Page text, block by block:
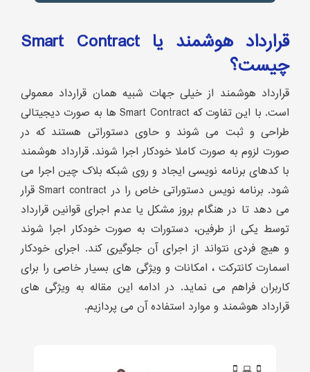
قرارداد هوشمند یا Smart Contract
چیست؟
قرارداد هوشمند از خیلی جهات شبیه همان قرارداد معمولی
است. با این تفاوت که Smart Contract ها به صورت دیجیتالی
طراحی و ثبت می شوند و حاوی دستوراتی هستند که در
صورت لزوم به صورت کاملا خودکار اجرا شوند. قرارداد هوشمند
با کدهای برنامه نویسی ایجاد و روی شبکه بلاک چین اجرا می
شود. برنامه نویس دستوراتی خاص را در Smart contract قرار
می دهد تا در هنگام بروز مشکل یا عدم اجرای قوانین قرارداد
توسط یکی از طرفین، دستورات به صورت خودکار اجرا شوند
و هیچ فردی نتواند از اجرای آن جلوگیری کند. اجرای خودکار
اسمارت کانترکت ، امکانات و ویژگی های بسیار خاصی را برای
کاربران فراهم می نماید. در ادامه این مقاله به ویژگی های
قرارداد هوشمند و موارد استفاده آن می پردازیم.